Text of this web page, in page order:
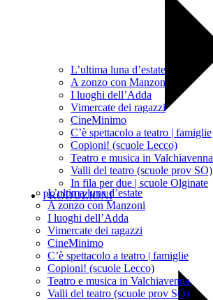
L’ultima luna d’estate
A zonzo con Manzoni
I luoghi dell’Adda
Vimercate dei ragazzi
CineMinimo
C’è spettacolo a teatro | famiglie
Copioni! (scuole Lecco)
Teatro e musica in Valchiavenna
Valli del teatro (scuole prov SO)
In fila per due | scuole Olginate
PRODUZIONI
L’ultima luna d’estate
A zonzo con Manzoni
I luoghi dell’Adda
Vimercate dei ragazzi
CineMinimo
C’è spettacolo a teatro | famiglie
Copioni! (scuole Lecco)
Teatro e musica in Valchiavenna
Valli del teatro (scuole prov SO)